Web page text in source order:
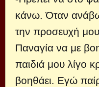
κάνω. Όταν
την προσευχή
Παναγία να με
παιδιά μου λίγο
βοηθάει. Εγώ